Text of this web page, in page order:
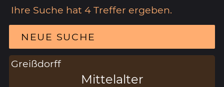
Ihre Suche hat 4 Treffer ergeben.
NEUE SUCHE
Greißdorff
Mittelalter